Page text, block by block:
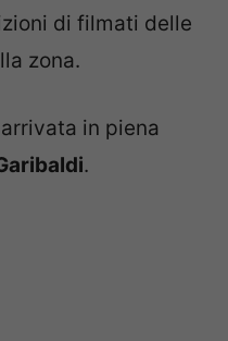
di filmati delle
zona.
in piena
.